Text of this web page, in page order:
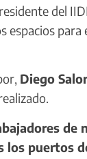
del
espacios
Diego
de
puertos